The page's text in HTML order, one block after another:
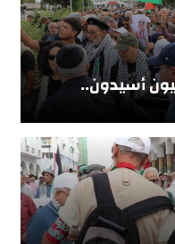
أسيدون..